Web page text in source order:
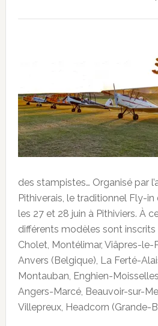
des stampistes… Organisé par
Pithiverais, le traditionnel Fly-
les 27 et 28 juin à Pithiviers. À
différents modèles sont
Cholet, Montélimar, Viâpres-le-
Anvers (Belgique), La Ferté-
Montauban, Enghien-
Angers-Marcé, Beauvoir-sur-
Villepreux, Headcorn (Grande-